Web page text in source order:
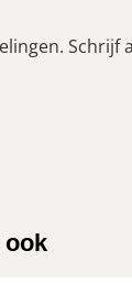
Schrijf
ook